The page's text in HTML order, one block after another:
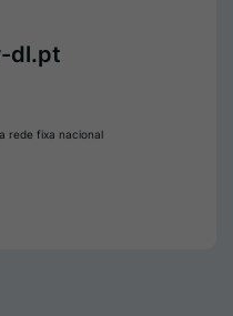
dl.pt
rede fixa nacional